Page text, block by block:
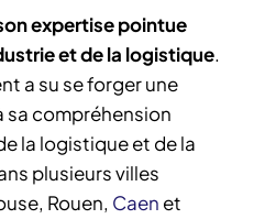
expertise pointue
et de la logistique.
a su se forger une
sa compréhension
la logistique et de la
plusieurs villes
Rouen, Caen et